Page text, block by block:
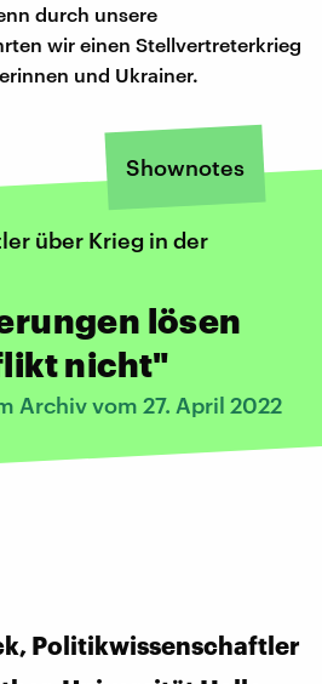
durch unsere
wir einen Stellvertreterkrieg
und Ukrainer.
Shownotes
über Krieg in der
lösen
nicht"
Archiv vom 27. April 2022
Politikwissenschaftler